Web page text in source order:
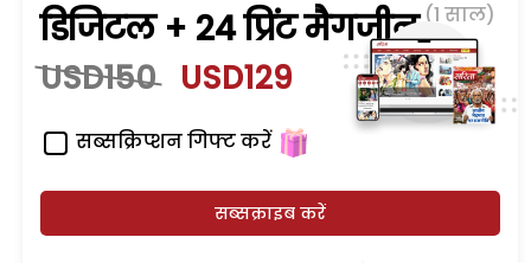
डिजिटल + 24 प्रिंट मैगजीन (1 साल)
USD150 USD129
सब्सक्रिप्शन गिफ्ट करें
सब्सक्राइब करें